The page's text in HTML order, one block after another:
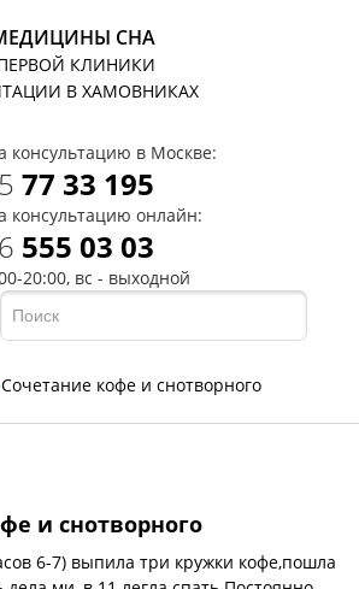
СНА
КЛИНИКИ
В ХАМОВНИКАХ
консультацию в Москве:
77 33 195
консультацию онлайн:
555 03 03
20:00, вс - выходной
Сочетание кофе и снотворного
и снотворного
6-7) выпила три кружки кофе,пошла